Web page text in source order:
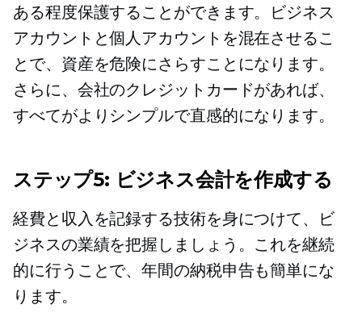
ある程度保護することができます。ビジネス
アカウントと個人アカウントを混在させるこ
とで、資産を危険にさらすことになります。
さらに、会社のクレジットカードがあれば、
すべてがよりシンプルで直感的になります。
ステップ5: ビジネス会計を作成する
経費と収入を記録する技術を身につけて、ビ
ジネスの業績を把握しましょう。これを継続
的に行うことで、年間の納税申告も簡単にな
ります。